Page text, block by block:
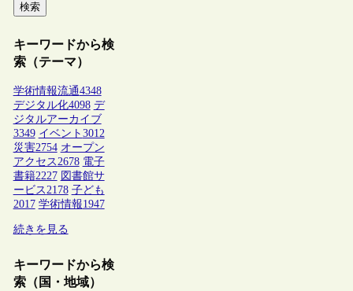
検索
キーワードから検
索（テーマ）
学術情報流通4348
デジタル化4098 デ
ジタルアーカイブ
3349 イベント 3012
災害2754 オープン
アクセス 2678 電子
書籍2227 図書館サ
ービス 2178 子ども
2017 学術情報1947
続きを見る
キーワードから検
索（国・地域）